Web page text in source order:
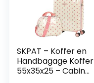
SKPAT – Koffer en
Handbagage Koffer
55x35x25 – Cabin